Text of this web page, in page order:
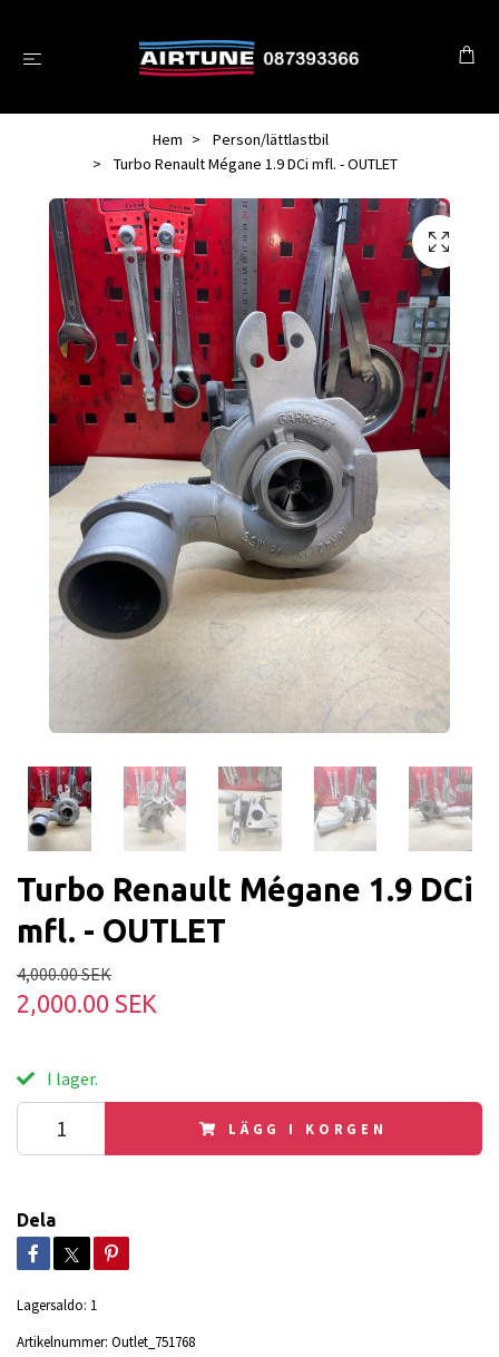
Hem
Person/lättlastbil
Turbo Renault Mégane 1.9 DCi mfl. - OUTLET
Turbo Renault Mégane 1.9 DCi
mfl. - OUTLET
4,000.00 SEK
2,000.00 SEK
I lager.
LÄGG I KORGEN
Dela
Lagersaldo: 1
Artikelnummer: Outlet_751768